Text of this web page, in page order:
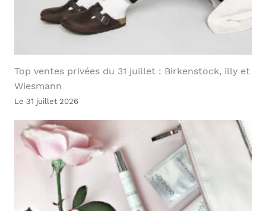
Top ventes privées du 31 juillet : Birkenstock, illy et
Wiesmann
Le 31 juillet 2026